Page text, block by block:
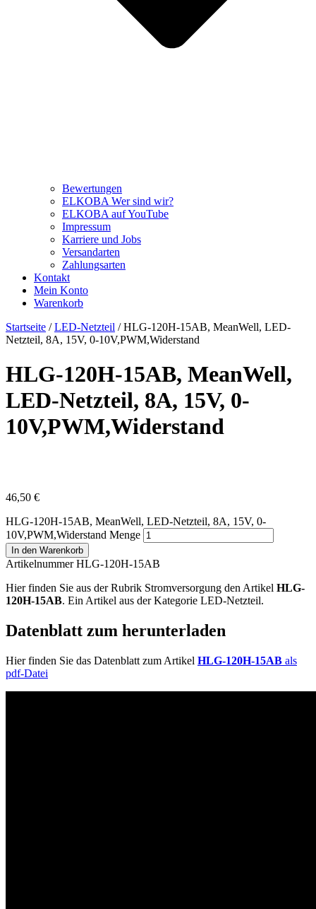
Bewertungen
ELKOBA Wer sind wir?
ELKOBA auf YouTube
Impressum
Karriere und Jobs
Versandarten
Zahlungsarten
Kontakt
Mein Konto
Warenkorb
Startseite /LED-Netzteil / HLG-120H-15AB, MeanWell, LED-
Netzteil, 8A, 15V, 0-10V,PWM,Widerstand
HLG-120H-15AB, MeanWell,
LED-Netzteil, 8A, 15V, 0-
10V,PWM,Widerstand
46,50 €
HLG-120H-15AB, MeanWell, LED-Netzteil, 8A, 15V, 0-
10V,PWM,Widerstand Menge
In den Warenkorb
Artikelnummer HLG-120H-15AB
Hier finden Sie aus der Rubrik Stromversorgung den Artikel HLG-
120H-15AB. Ein Artikel aus der Kategorie LED-Netzteil.
Datenblatt zum herunterladen
Hier finden Sie das Datenblatt zum Artikel HLG-120H-15AB als
pdf-Datei